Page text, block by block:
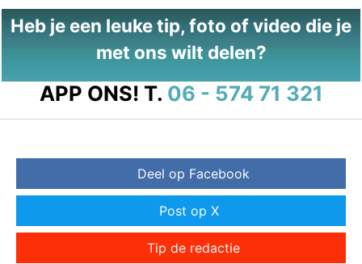
Heb je een leuke tip, foto of video die je
met ons wilt delen?
APP ONS! T. 06 - 574 71 321
Deel op Facebook
Post op X
Tip de redactie